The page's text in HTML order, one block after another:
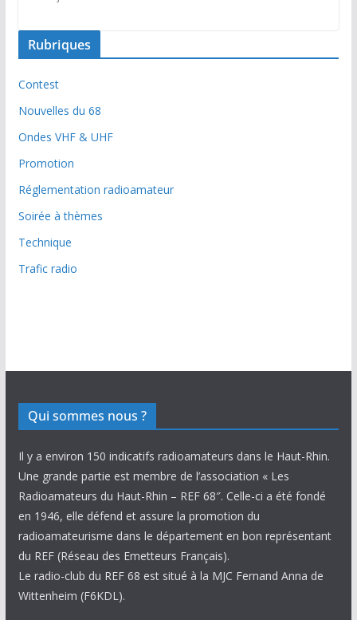
Rubriques
Contest
Nouvelles du 68
Ondes VHF & UHF
Promotion
Réglementation radioamateur
Soirée à thèmes
Technique
Trafic radio
Qui sommes nous ?
Il y a environ 150 indicatifs radioamateurs dans le Haut-Rhin.
Une grande partie est membre de l’association « Les
Radioamateurs du Haut-Rhin – REF 68″. Celle-ci a été fondé
en 1946, elle défend et assure la promotion du
radioamateurisme dans le département en bon représentant
du REF (Réseau des Emetteurs Français).
Le radio-club du REF 68 est situé à la MJC Fernand Anna de
Wittenheim (F6KDL).